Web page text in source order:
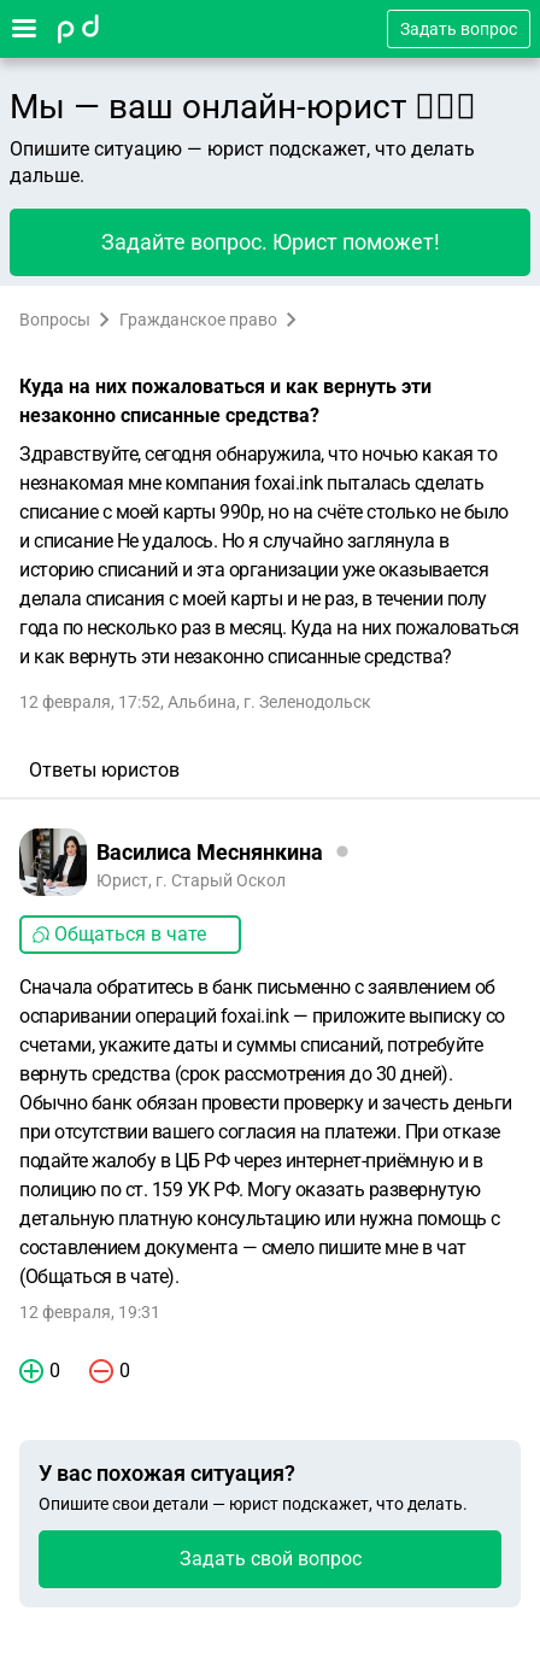
Задать вопрос
Мы — ваш онлайн-юрист 👨🏻‍⚖️
Опишите ситуацию — юрист подскажет, что делать
дальше.
Задайте вопрос. Юрист поможет!
Вопросы Гражданское право
Куда на них пожаловаться и как вернуть эти
незаконно списанные средства?
Здравствуйте, сегодня обнаружила, что ночью какая то
незнакомая мне компания foxai.ink пыталась сделать
списание с моей карты 990р, но на счёте столько не было
и списание Не удалось. Но я случайно заглянула в
историю списаний и эта организации уже оказывается
делала списания с моей карты и не раз, в течении полу
года по несколько раз в месяц. Куда на них пожаловаться
и как вернуть эти незаконно списанные средства?
12 февраля, 17:52, Альбина, г. Зеленодольск
Ответы юристов
Василиса Меснянкина
Юрист, г. Старый Оскол
Общаться в чате
Сначала обратитесь в банк письменно с заявлением об
оспаривании операций foxai.ink — приложите выписку со
счетами, укажите даты и суммы списаний, потребуйте
вернуть средства (срок рассмотрения до 30 дней).
Обычно банк обязан провести проверку и зачесть деньги
при отсутствии вашего согласия на платежи. При отказе
подайте жалобу в ЦБ РФ через интернет-приёмную и в
полицию по ст. 159 УК РФ. Могу оказать развернутую
детальную платную консультацию или нужна помощь с
составлением документа — смело пишите мне в чат
(Общаться в чате).
12 февраля, 19:31
0 0
У вас похожая ситуация?
Опишите свои детали — юрист подскажет, что делать.
Задать свой вопрос